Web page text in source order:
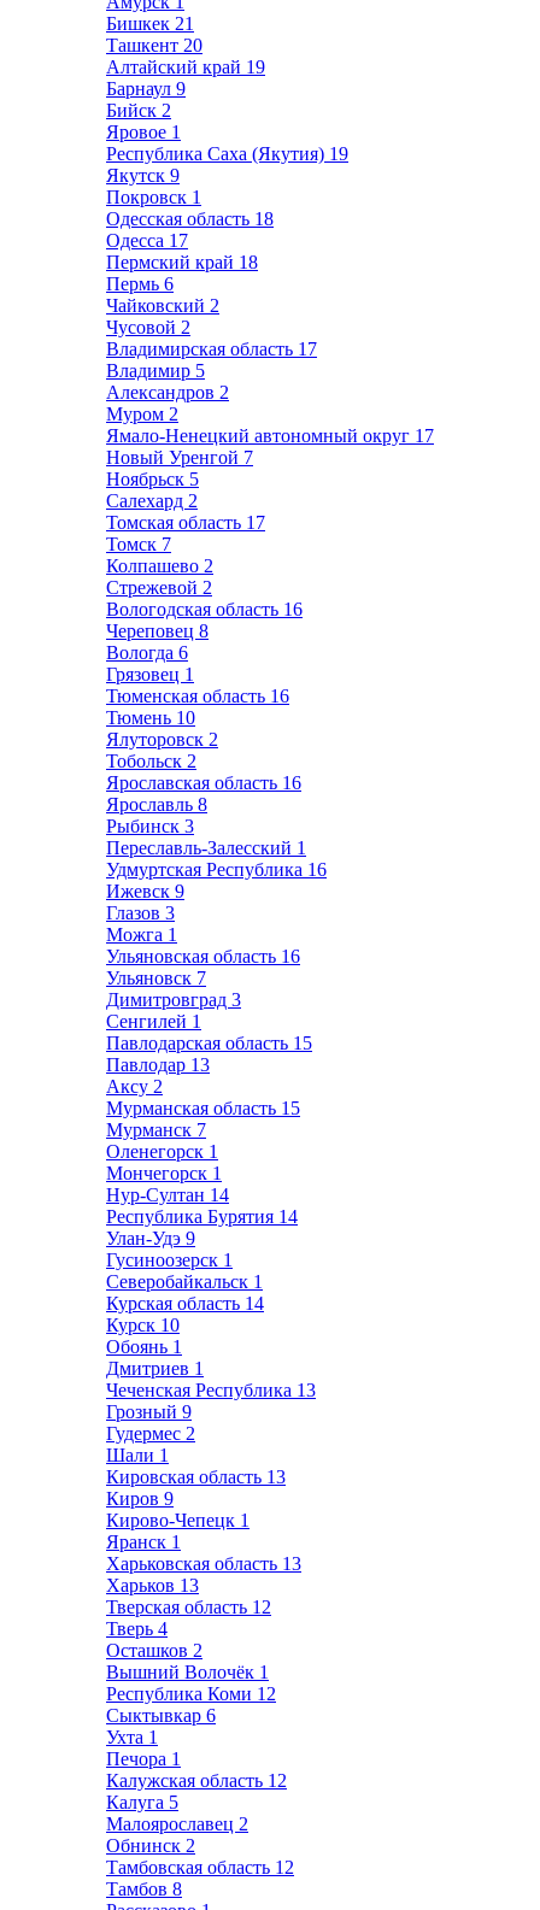
Бишкек 21
Ташкент 20
Алтайский край 19
Барнаул 9
Бийск 2
Яровое 1
Республика Саха (Якутия) 19
Якутск 9
Покровск 1
Одесская область 18
Одесса 17
Пермский край 18
Пермь 6
Чайковский 2
Чусовой 2
Владимирская область 17
Владимир 5
Александров 2
Муром 2
Ямало-Ненецкий автономный округ 17
Новый Уренгой 7
Ноябрьск 5
Салехард 2
Томская область 17
Томск 7
Колпашево 2
Стрежевой 2
Вологодская область 16
Череповец 8
Вологда 6
Грязовец 1
Тюменская область 16
Тюмень 10
Ялуторовск 2
Тобольск 2
Ярославская область 16
Ярославль 8
Рыбинск 3
Переславль-Залесский 1
Удмуртская Республика 16
Ижевск 9
Глазов 3
Можга 1
Ульяновская область 16
Ульяновск 7
Димитровград 3
Сенгилей 1
Павлодарская область 15
Павлодар 13
Аксу 2
Мурманская область 15
Мурманск 7
Оленегорск 1
Мончегорск 1
Нур-Султан 14
Республика Бурятия 14
Улан-Удэ 9
Гусиноозерск 1
Северобайкальск 1
Курская область 14
Курск 10
Обоянь 1
Дмитриев 1
Чеченская Республика 13
Грозный 9
Гудермес 2
Шали 1
Кировская область 13
Киров 9
Кирово-Чепецк 1
Яранск 1
Харьковская область 13
Харьков 13
Тверская область 12
Тверь 4
Осташков 2
Вышний Волочёк 1
Республика Коми 12
Сыктывкар 6
Ухта 1
Печора 1
Калужская область 12
Калуга 5
Малоярославец 2
Обнинск 2
Тамбовская область 12
Тамбов 8